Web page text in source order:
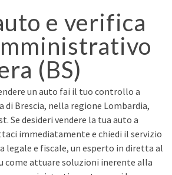
e verifica
(BS)
un auto fai il tuo controllo a
di Brescia, nella regione Lombardia,
Se desideri vendere la tua auto a
immediatamente e chiedi il servizio
legale e fiscale, un esperto in diretta al
come attuare soluzioni inerente alla